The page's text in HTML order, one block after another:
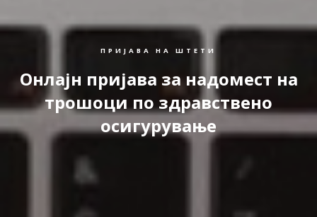
ПРИЈАВА НА ШТЕТИ
Онлајн пријава за надомест на
трошоци по здравствено
осигурување